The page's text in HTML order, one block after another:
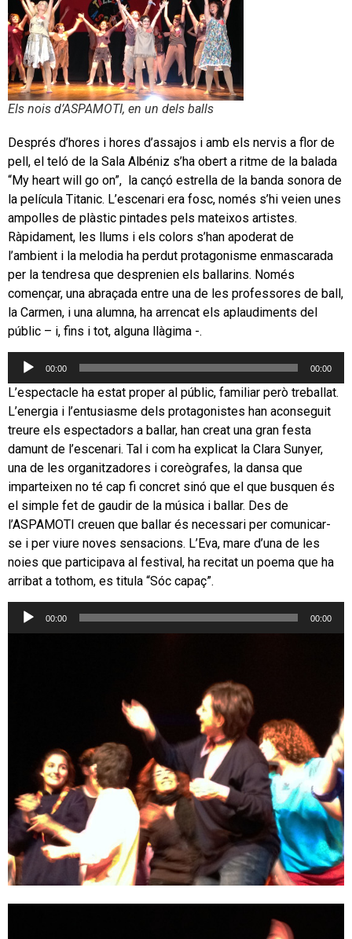
Els nois d’ASPAMOTI, en un dels balls
Després d’hores i hores d’assajos i amb els nervis a flor de
pell, el teló de la Sala Albéniz s’ha obert a ritme de la balada
“My heart will go on”, la cançó estrella de la banda sonora de
la película Titanic. L’escenari era fosc, només s’hi veien unes
ampolles de plàstic pintades pels mateixos artistes.
Ràpidament, les llums i els colors s’han apoderat de
l’ambient i la melodia ha perdut protagonisme enmascarada
per la tendresa que desprenien els ballarins. Només
començar, una abraçada entre una de les professores de ball,
la Carmen, i una alumna, ha arrencat els aplaudiments del
públic – i, fins i tot, alguna llàgima -.
Reproductor
00:00 00:00
L’espectacle ha estat proper al públic, familiar però treballat.
L’energia i l’entusiasme dels protagonistes han aconseguit
treure els espectadors a ballar, han creat una gran festa
damunt de l’escenari. Tal i com ha explicat la Clara Sunyer,
una de les organitzadores i coreògrafes, la dansa que
imparteixen no té cap fi concret sinó que el que busquen és
el simple fet de gaudir de la música i ballar. Des de
l’ASPAMOTI creuen que ballar és necessari per comunicar-
se i per viure noves sensacions. L’Eva, mare d’una de les
noies que participava al festival, ha recitat un poema que ha
arribat a tothom, es titula “Sóc capaç”.
Reproductor
00:00 00:00